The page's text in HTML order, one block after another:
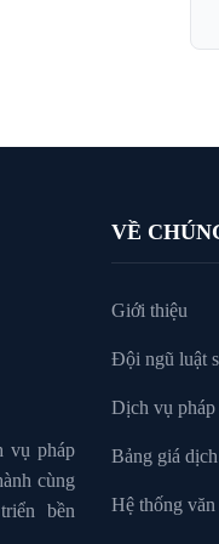
vụ pháp
cùng
bền
VỀ
Giới thiệu
Đội ngũ luật
Dịch vụ
Bảng giá
Hệ thống văn